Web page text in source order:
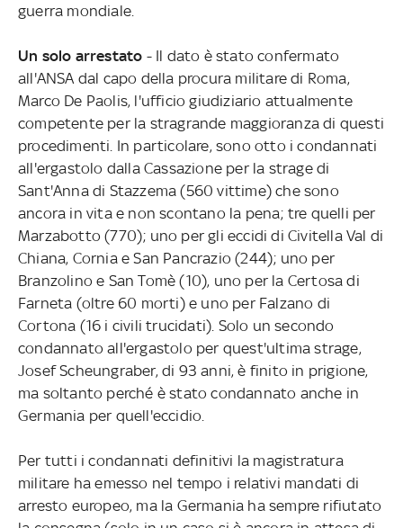
guerra mondiale.
Un solo arrestato - Il dato è stato confermato
all'ANSA dal capo della procura militare di Roma,
Marco De Paolis, l'ufficio giudiziario attualmente
competente per la stragrande maggioranza di questi
procedimenti. In particolare, sono otto i condannati
all'ergastolo dalla Cassazione per la strage di
Sant'Anna di Stazzema (560 vittime) che sono
ancora in vita e non scontano la pena; tre quelli per
Marzabotto (770); uno per gli eccidi di Civitella Val di
Chiana, Cornia e San Pancrazio (244); uno per
Branzolino e San Tomè (10), uno per la Certosa di
Farneta (oltre 60 morti) e uno per Falzano di
Cortona (16 i civili trucidati). Solo un secondo
condannato all'ergastolo per quest'ultima strage,
Josef Scheungraber, di 93 anni, è finito in prigione,
ma soltanto perché è stato condannato anche in
Germania per quell'eccidio.
Per tutti i condannati definitivi la magistratura
militare ha emesso nel tempo i relativi mandati di
arresto europeo, ma la Germania ha sempre rifiutato